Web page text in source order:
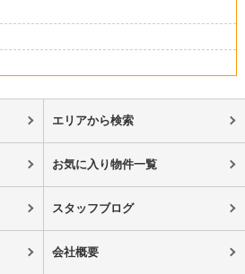
エリアから検索
お気に入り物件一覧
スタッフブログ
会社概要